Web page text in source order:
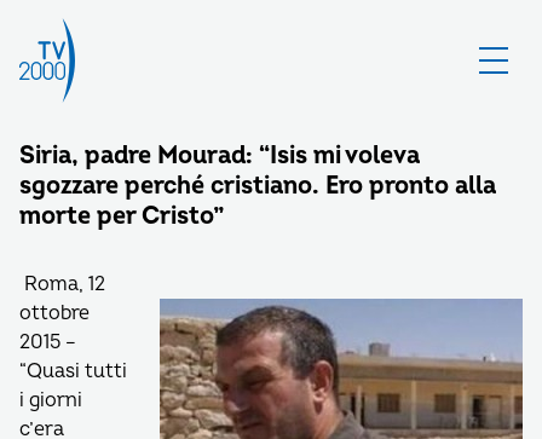
Siria, padre Mourad: “Isis mi voleva
sgozzare perché cristiano. Ero pronto alla
morte per Cristo”
Roma, 12
ottobre
2015 –
“Quasi tutti
i giorni
c’era